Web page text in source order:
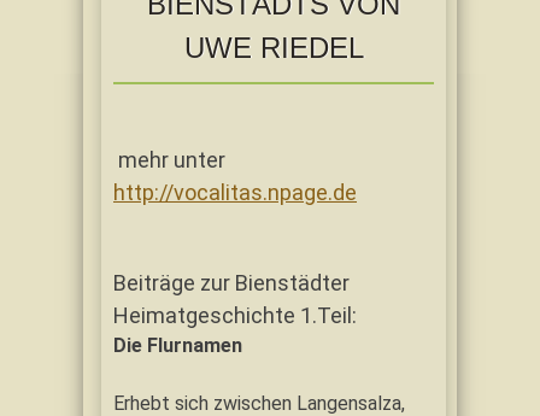
UWE RIEDEL
mehr unter
http://vocalitas.npage.de
Beiträge zur Bienstädter
Heimatgeschichte 1.Teil:
Die Flurnamen
Erhebt sich zwischen Langensalza,